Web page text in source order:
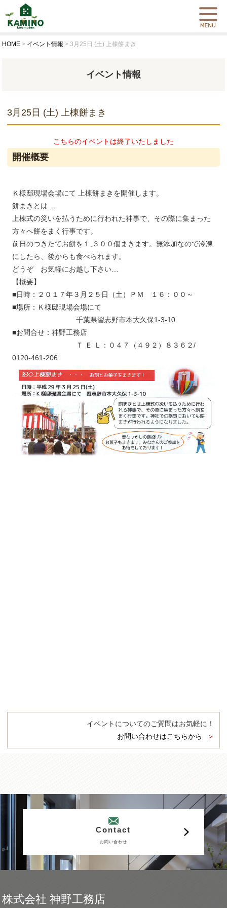
HOME > イベント情報 >3月25日 (土) 上棟餅まき
イベント情報
3月25日 (土) 上棟餅まき
こちらのイベントは終了いたしました
開催概要
Ｋ様邸現場会場にて 上棟餅まきを開催します。
餅まきとは…
上棟式の災いを払うために行われた神事で、その際に集まった
方々へ餅をまく行事です。
前日のつきたてお餅を１,３００個まきます。無添加なので冷凍
にしたら、後からも食べられます。
どうぞ お気軽にお越し下さい…
【概要】
■日時：２０１７年３月２５日（土）ＰＭ １６：００～
■場所：Ｋ様邸現場会場にて
千葉県習志野市本大久保1-3-10
■お問合せ：神野工務店
Ｔ Ｅ Ｌ：０４７（４９２）８３６２/
0120-461-206
イベントについてのご質問はお気軽に！
お問い合わせはこちらから
Contact
お問い合わせ
株式会社 神野工務店